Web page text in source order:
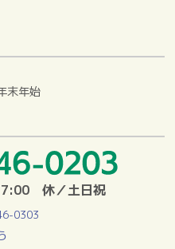
末年始
休／土日祝
0303